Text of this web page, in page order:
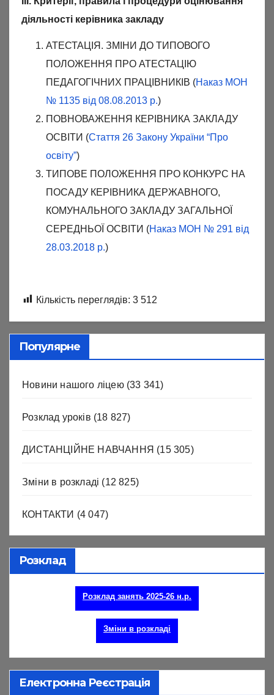
діяльності керівника закладу
АТЕСТАЦІЯ. ЗМІНИ ДО ТИПОВОГО
ПОЛОЖЕННЯ ПРО АТЕСТАЦІЮ
ПЕДАГОГІЧНИХ ПРАЦІВНИКІВ (Наказ МОН
№ 1135 від 08.08.2013 р.)
ПОВНОВАЖЕННЯ КЕРІВНИКА ЗАКЛАДУ
ОСВІТИ (Стаття 26 Закону України “Про
освіту”)
ТИПОВЕ ПОЛОЖЕННЯ ПРО КОНКУРС НА
ПОСАДУ КЕРІВНИКА ДЕРЖАВНОГО,
КОМУНАЛЬНОГО ЗАКЛАДУ ЗАГАЛЬНОЇ
СЕРЕДНЬОЇ ОСВІТИ (Наказ МОН № 291 від
28.03.2018 р.)
Кількість переглядів: 3 512
Популярне
Новини нашого ліцею (33 341)
Розклад уроків (18 827)
ДИСТАНЦІЙНЕ НАВЧАННЯ (15 305)
Зміни в розкладі (12 825)
КОНТАКТИ (4 047)
Розклад
Розклад занять 2025-26 н.р.
Зміни в розкладі
Електронна Реєстрація